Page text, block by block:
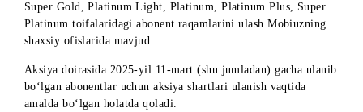
narxini to‘lashi zarur.
Aksiya doirasida Platinum Light, Platinum, Platinum Plus,
uchun, - to‘liq abonent to‘lovi 24 marta yechib
(oyma-oy abonent to‘lovi bo‘lgan tariflar uchun) yoki yiliga